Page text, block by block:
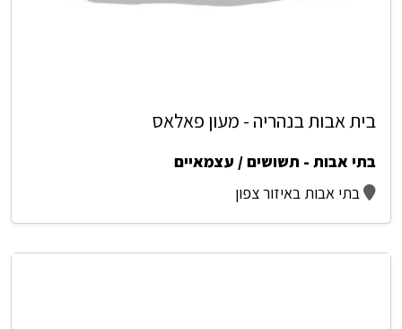
בית אבות בנהריה - מעון פאלאס
בתי אבות - תשושים / עצמאיים
בתי אבות באיזור צפון